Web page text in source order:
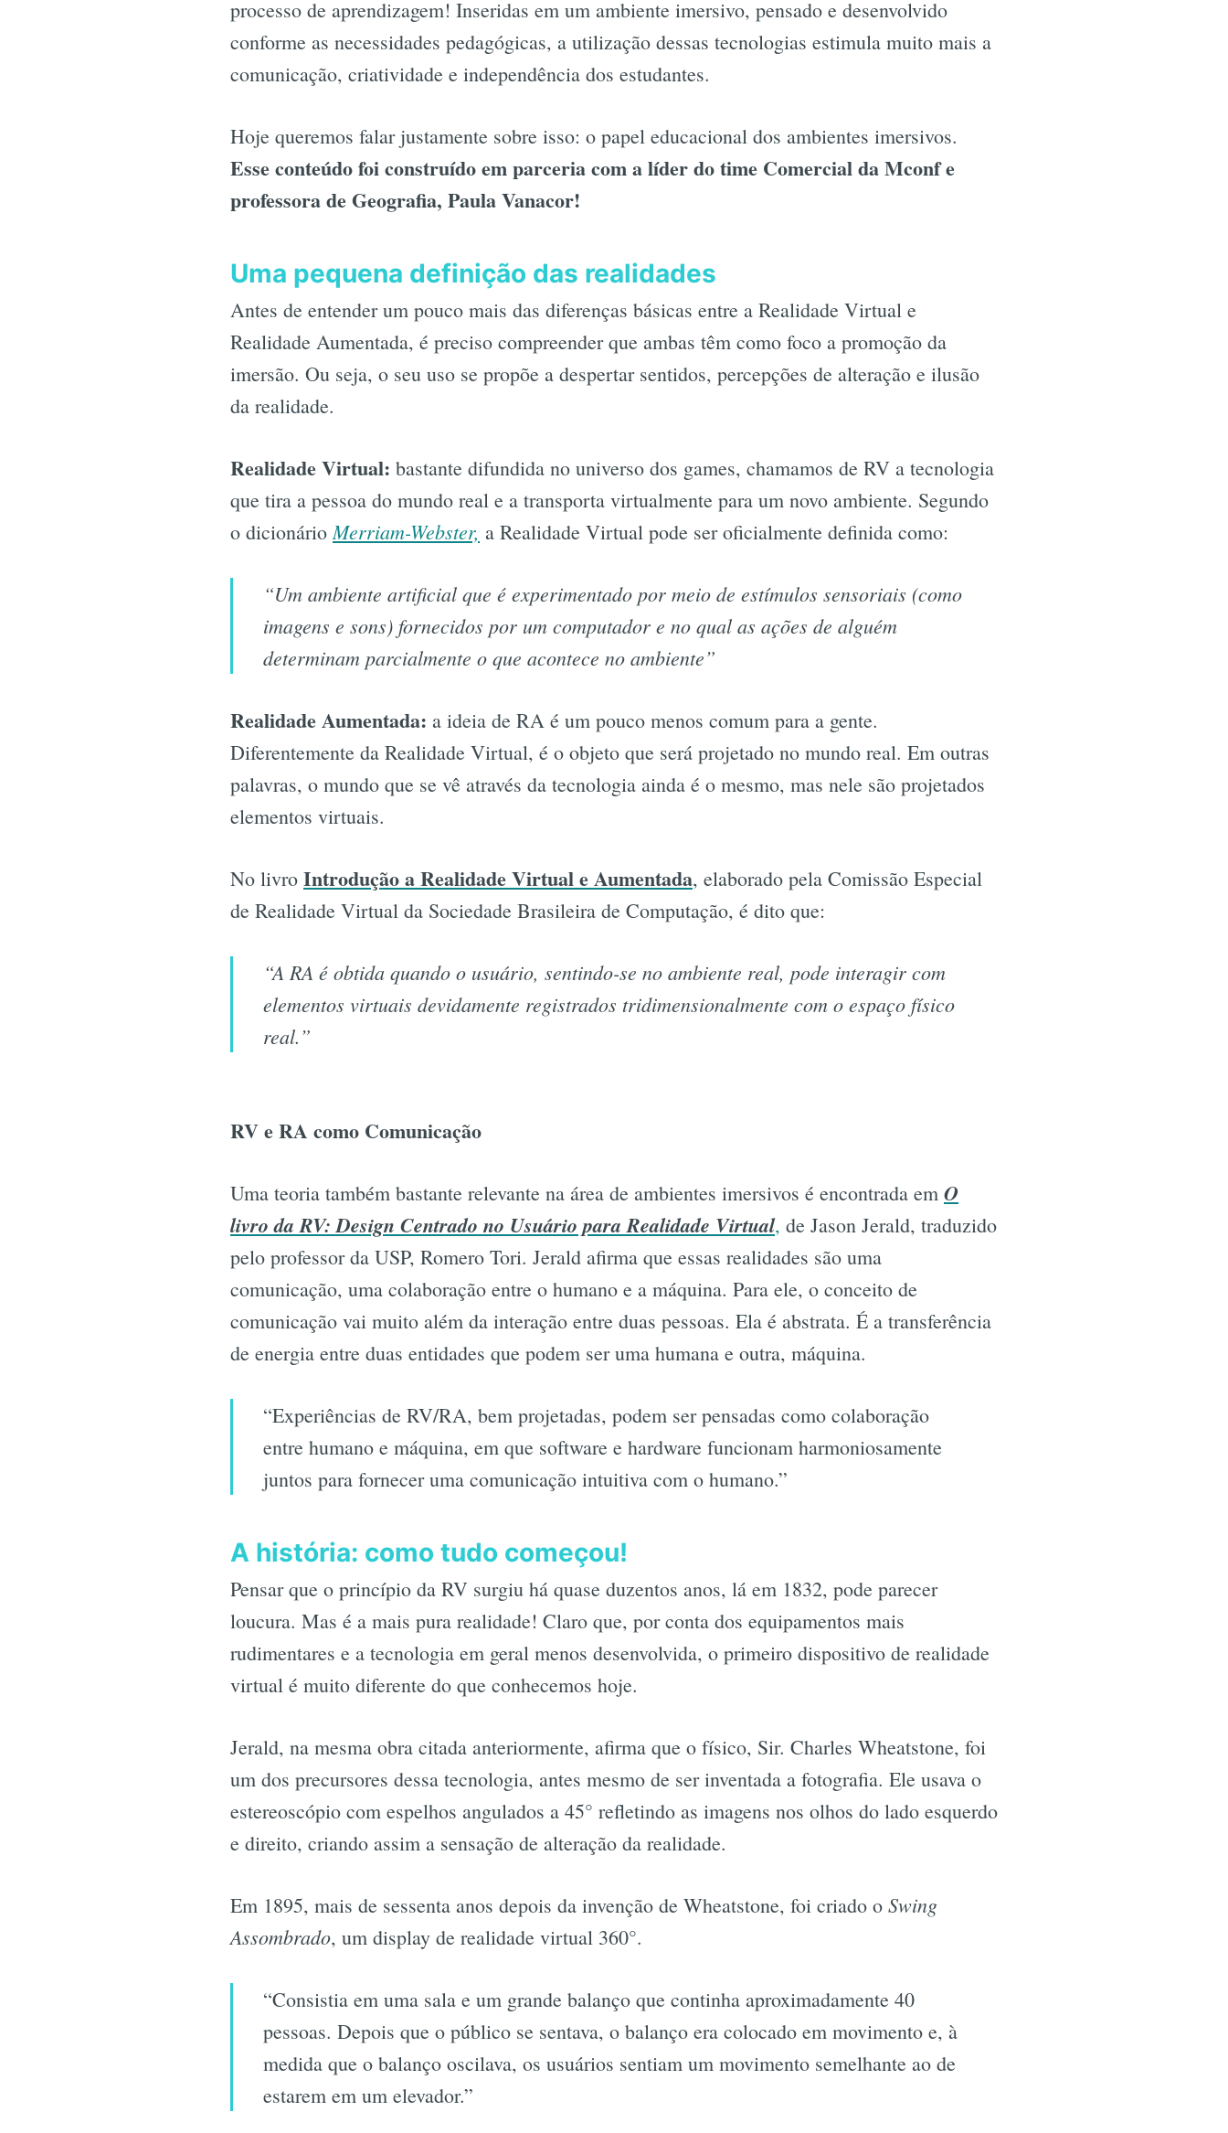
processo de aprendizagem! Inseridas em um ambiente imersivo, pensado e desenvolvido
conforme as necessidades pedagógicas, a utilização dessas tecnologias estimula muito mais a
comunicação, criatividade e independência dos estudantes.
Hoje queremos falar justamente sobre isso: o papel educacional dos ambientes imersivos.
Esse conteúdo foi construído em parceria com a líder do time Comercial da Mconf e
professora de Geografia, Paula Vanacor!
Uma pequena definição das realidades
Antes de entender um pouco mais das diferenças básicas entre a Realidade Virtual e
Realidade Aumentada, é preciso compreender que ambas têm como foco a promoção da
imersão. Ou seja, o seu uso se propõe a despertar sentidos, percepções de alteração e ilusão
da realidade.
Realidade Virtual: bastante difundida no universo dos games, chamamos de RV a tecnologia
que tira a pessoa do mundo real e a transporta virtualmente para um novo ambiente. Segundo
o dicionárioMerriam-Webster, a Realidade Virtual pode ser oficialmente definida como:
“Um ambiente artificial que é experimentado por meio de estímulos sensoriais (como
imagens e sons) fornecidos por um computador e no qual as ações de alguém
determinam parcialmente o que acontece no ambiente”
Realidade Aumentada: a ideia de RA é um pouco menos comum para a gente.
Diferentemente da Realidade Virtual, é o objeto que será projetado no mundo real. Em outras
palavras, o mundo que se vê através da tecnologia ainda é o mesmo, mas nele são projetados
elementos virtuais.
No livro Introdução a Realidade Virtual e Aumentada, elaborado pela Comissão Especial
de Realidade Virtual da Sociedade Brasileira de Computação, é dito que:
“A RA é obtida quando o usuário, sentindo-se no ambiente real, pode interagir com
elementos virtuais devidamente registrados tridimensionalmente com o espaço físico
real.”
RV e RA como Comunicação
Uma teoria também bastante relevante na área de ambientes imersivos é encontrada em O
livro da RV: Design Centrado no Usuário para Realidade Virtual, de Jason Jerald, traduzido
pelo professor da USP, Romero Tori. Jerald afirma que essas realidades são uma
comunicação, uma colaboração entre o humano e a máquina. Para ele, o conceito de
comunicação vai muito além da interação entre duas pessoas. Ela é abstrata. É a transferência
de energia entre duas entidades que podem ser uma humana e outra, máquina.
“Experiências de RV/RA, bem projetadas, podem ser pensadas como colaboração
entre humano e máquina, em que software e hardware funcionam harmoniosamente
juntos para fornecer uma comunicação intuitiva com o humano.”
A história: como tudo começou!
Pensar que o princípio da RV surgiu há quase duzentos anos, lá em 1832, pode parecer
loucura. Mas é a mais pura realidade! Claro que, por conta dos equipamentos mais
rudimentares e a tecnologia em geral menos desenvolvida, o primeiro dispositivo de realidade
virtual é muito diferente do que conhecemos hoje.
Jerald, na mesma obra citada anteriormente, afirma que o físico, Sir. Charles Wheatstone, foi
um dos precursores dessa tecnologia, antes mesmo de ser inventada a fotografia. Ele usava o
estereoscópio com espelhos angulados a 45° refletindo as imagens nos olhos do lado esquerdo
e direito, criando assim a sensação de alteração da realidade.
Em 1895, mais de sessenta anos depois da invenção de Wheatstone, foi criado o Swing
Assombrado, um display de realidade virtual 360°.
“Consistia em uma sala e um grande balanço que continha aproximadamente 40
pessoas. Depois que o público se sentava, o balanço era colocado em movimento e, à
medida que o balanço oscilava, os usuários sentiam um movimento semelhante ao de
estarem em um elevador.”